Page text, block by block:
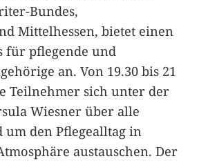
Bundes,
Mittelhessen, bietet einen
für pflegende und
an. Von 19.30 bis 21
Teilnehmer sich unter der
Wiesner über alle
den Pflegealltag in
austauschen. Der